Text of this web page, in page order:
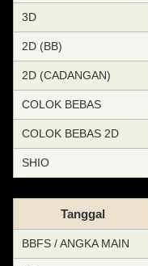
3D
2D (BB)
2D (CADANGAN)
COLOK BEBAS
COLOK BEBAS 2D
SHIO
Tanggal
BBFS / ANGKA MAIN